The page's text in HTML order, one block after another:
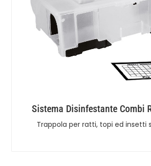
Sistema Disinfestante Combi
Trappola per ratti, topi ed insetti